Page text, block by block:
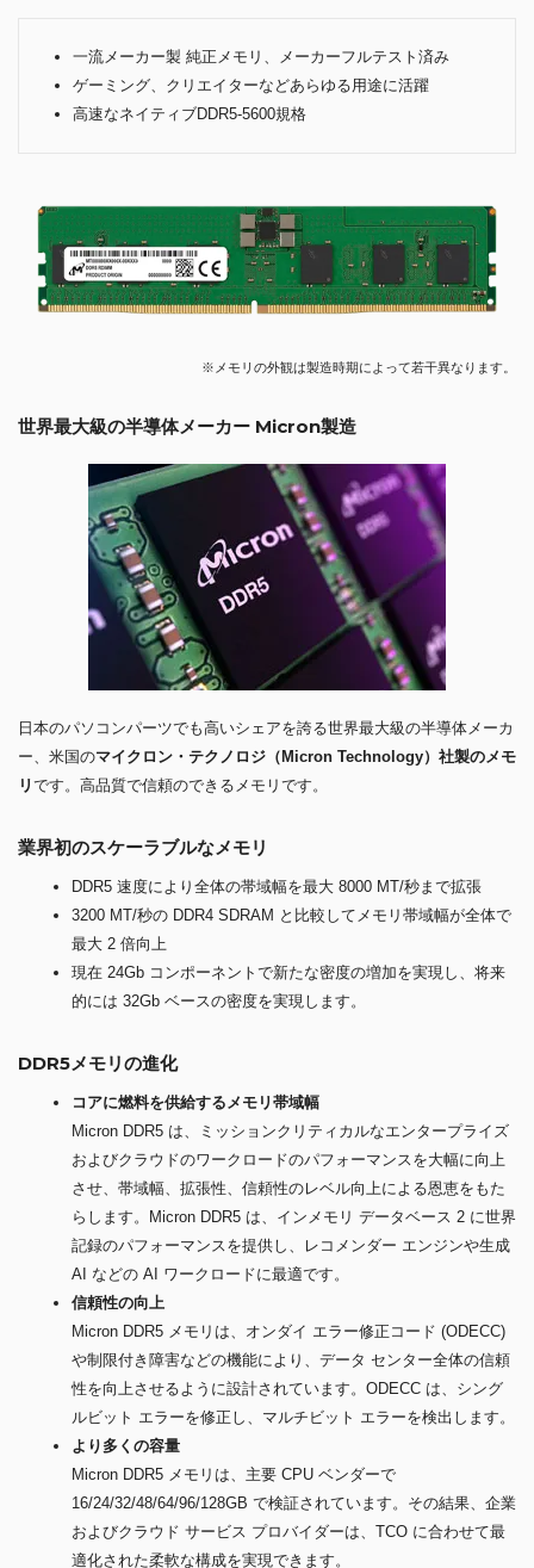
一流メーカー製 純正メモリ、メーカーフルテスト済み
ゲーミング、クリエイターなどあらゆる用途に活躍
高速なネイティブDDR5-5600規格
※メモリの外観は製造時期によって若干異なります。
世界最大級の半導体メーカー Micron製造
日本のパソコンパーツでも高いシェアを誇る世界最大級の半導体メーカ
ー、米国のマイクロン・テクノロジ（Micron Technology）社製のメモ
リです。高品質で信頼のできるメモリです。
業界初のスケーラブルなメモリ
DDR5 速度により全体の帯域幅を最大 8000 MT/秒まで拡張
3200 MT/秒の DDR4 SDRAM と比較してメモリ帯域幅が全体で
最大 2 倍向上
現在 24Gb コンポーネントで新たな密度の増加を実現し、将来
的には 32Gb ベースの密度を実現します。
DDR5メモリの進化
コアに燃料を供給するメモリ帯域幅
Micron DDR5 は、ミッションクリティカルなエンタープライズ
およびクラウドのワークロードのパフォーマンスを大幅に向上
させ、帯域幅、拡張性、信頼性のレベル向上による恩恵をもた
らします。Micron DDR5 は、インメモリ データベース 2 に世界
記録のパフォーマンスを提供し、レコメンダー エンジンや生成
AI などの AI ワークロードに最適です。
信頼性の向上
Micron DDR5 メモリは、オンダイ エラー修正コード (ODECC)
や制限付き障害などの機能により、データ センター全体の信頼
性を向上させるように設計されています。ODECC は、シング
ルビット エラーを修正し、マルチビット エラーを検出します。
より多くの容量
Micron DDR5 メモリは、主要 CPU ベンダーで
16/24/32/48/64/96/128GB で検証されています。その結果、企業
およびクラウド サービス プロバイダーは、TCO に合わせて最
適化された柔軟な構成を実現できます。